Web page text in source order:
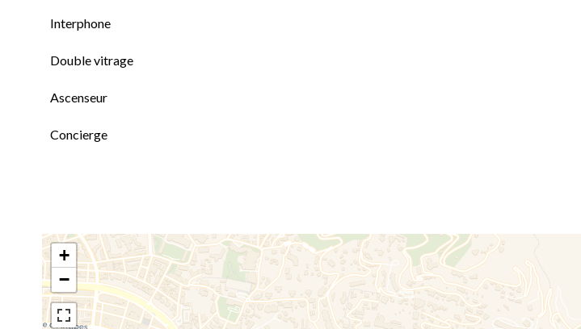
Interphone
Double vitrage
Ascenseur
Concierge
+
−